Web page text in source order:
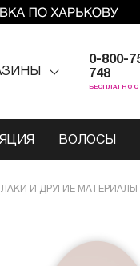
0-800-
748
БЕСПЛАТНО
ВОЛОСЫ
ЛАКИ И ДРУГИЕ МАТЕРИАЛЫ